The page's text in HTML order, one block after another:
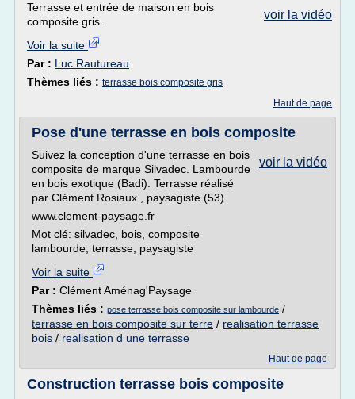
voir la vidéo
Terrasse et entrée de maison en bois
composite gris.
Voir la suite
Par : Luc Rautureau
Thèmes liés : terrasse bois composite gris
Haut de page
Pose d'une terrasse en bois composite
voir la vidéo
Suivez la conception d'une terrasse en bois
composite de marque Silvadec. Lambourde
en bois exotique (Badi). Terrasse réalisé
par Clément Rosiaux , paysagiste (53).
www.clement-paysage.fr
Mot clé: silvadec, bois, composite
lambourde, terrasse, paysagiste
Voir la suite
Par : Clément Aménag'Paysage
Thèmes liés : pose terrasse bois composite sur lambourde /
terrasse en bois composite sur terre / realisation terrasse
bois / realisation d une terrasse
Haut de page
Construction terrasse bois composite